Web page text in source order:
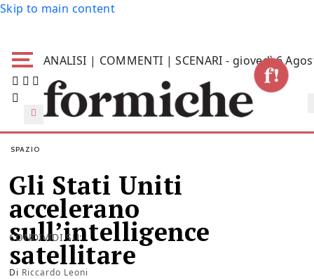
Skip to main content
ANALISI | COMMENTI | SCENARI - giovedì 6
SPAZIO
Gli Stati Uniti
accelerano
sull’intelligence
satellitare
Di Riccardo Leoni
CONDIVIDI SU: